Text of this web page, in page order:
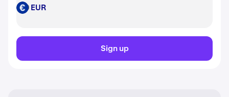
EUR EUR
Sign up